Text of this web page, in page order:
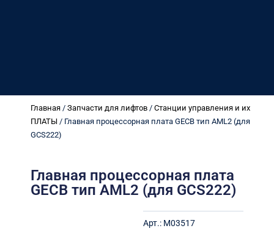
Главная / Запчасти для лифтов / Станции управления и их
ПЛАТЫ / Главная процессорная плата GECB тип AML2 (для
GCS222)
Главная процессорная плата
GECB тип AML2 (для GCS222)
Арт.: M03517